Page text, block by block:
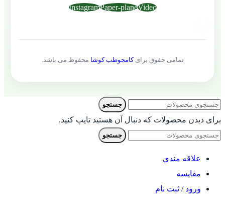
Video
Paper-plane
Instagram
تمامی حقوق برایکامجوطب کوشا محفوظ می باشد.
جستجو
برای دیدن محصولات که دنبال آن هستید تایپ کنید.
جستجو
علاقه مندی
مقایسه
ورود / ثبت نام